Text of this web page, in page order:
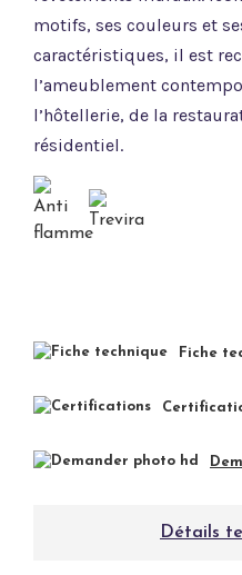
motifs, ses couleurs et
caractéristiques, il est
l’ameublement
l’hôtellerie, de la
résidentiel.
Fiche
Détails